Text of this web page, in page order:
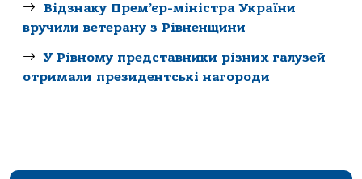
Відзнаку Прем’єр-міністра України
вручили ветерану з Рівненщини
У Рівному представники різних галузей
отримали президентські нагороди